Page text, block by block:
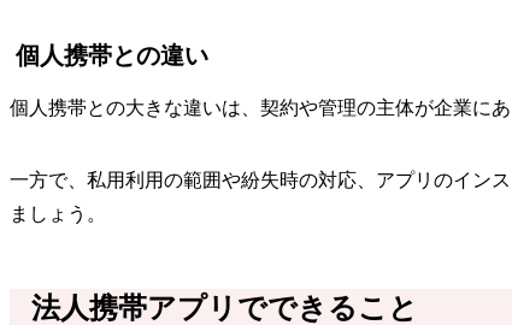
個人携帯との違い
個人携帯との大きな違いは、契約や管理の主体が企業に
一方で、私用利用の範囲や紛失時の対応、アプリのイン
ましょう。
法人携帯アプリでできること